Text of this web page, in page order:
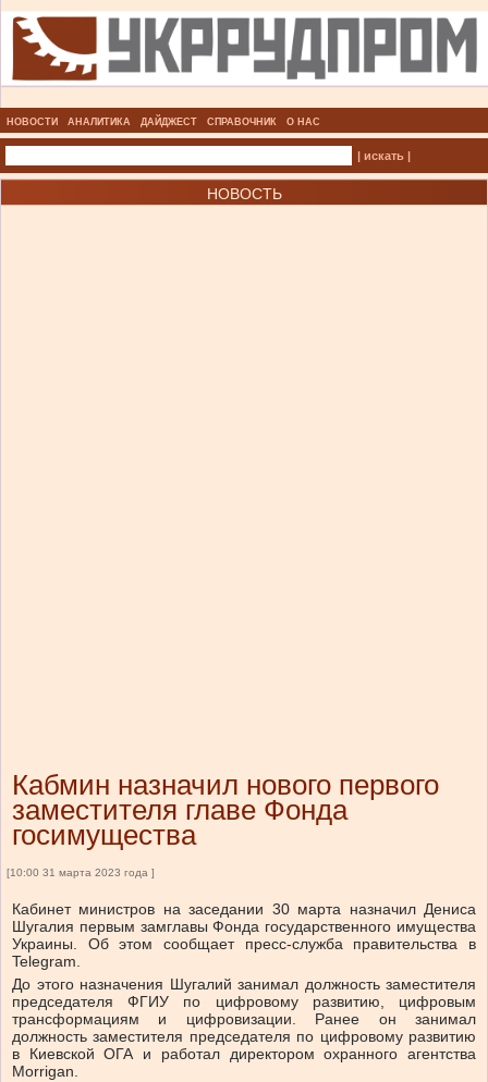
НОВОСТИ АНАЛИТИКА ДАЙДЖЕСТ СПРАВОЧНИК О НАС
| искать |
НОВОСТЬ
Кабмин назначил нового первого
заместителя главе Фонда
госимущества
[10:00 31 марта 2023 года ]
Кабинет министров на заседании 30 марта назначил Дениса
Шугалия первым замглавы Фонда государственного имущества
Украины. Об этом сообщает пресс-служба правительства в
Telegram.
До этого назначения Шугалий занимал должность заместителя
председателя ФГИУ по цифровому развитию, цифровым
трансформациям и цифровизации. Ранее он занимал
должность заместителя председателя по цифровому развитию
в Киевской ОГА и работал директором охранного агентства
Morrigan.